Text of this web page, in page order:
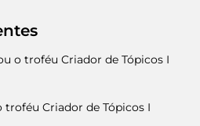
o troféu Criador de Tópicos I
troféu Criador de Tópicos I